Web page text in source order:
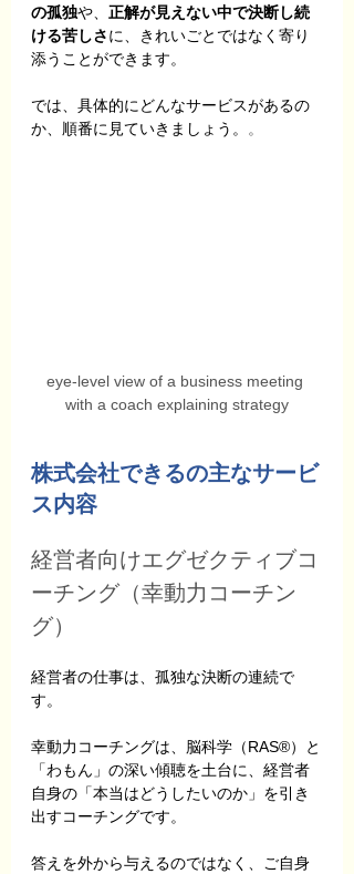
の孤独や、 正解が見えない中で決断し続
ける苦しさに、きれいごとではなく寄り
添うことができます。
では、具体的にどんなサービスがあるの
か、順番に見ていきましょう。 。
eye-level view of a business meeting
with a coach explaining strategy
株式会社できるの主なサービ
ス内容
経営者向けエグゼクティブコ
ーチング（幸動力コーチン
グ）
経営者の仕事は、孤独な決断の連続で
す。
幸動力コーチングは、脳科学（RAS®）と
「わもん」の深い傾聴を土台に、経営者
自身の「本当はどうしたいのか」を引き
出すコーチングです。
答えを外から与えるのではなく、ご自身